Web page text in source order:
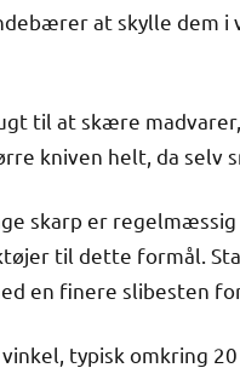
at skylle dem
til at skære
kniven helt, da selv
skarp er
til dette formål.
en finere slibesten
typisk omkring